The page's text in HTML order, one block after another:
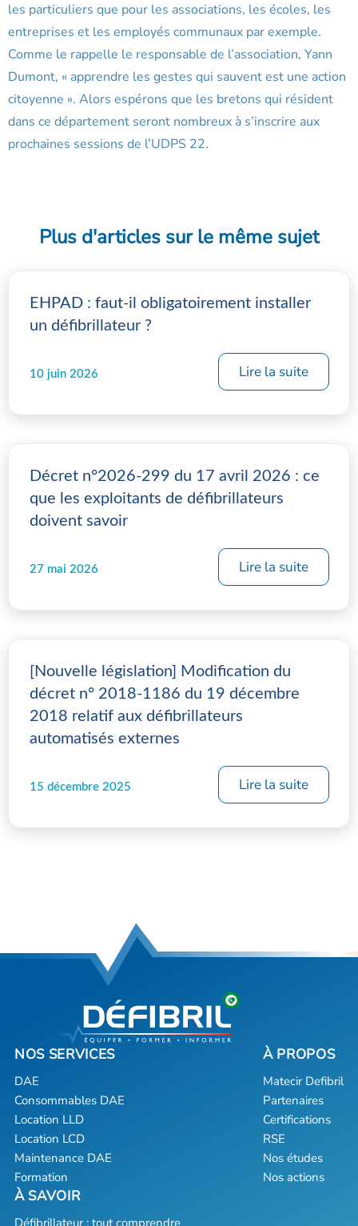
les particuliers que pour les associations, les écoles, les
entreprises et les employés communaux par exemple.
Comme le rappelle le responsable de l’association, Yann
Dumont, « apprendre les gestes qui sauvent est une action
citoyenne ». Alors espérons que les bretons qui résident
dans ce département seront nombreux à s’inscrire aux
prochaines sessions de l’UDPS 22.
Plus d'articles sur le même sujet
EHPAD : faut-il obligatoirement installer
un défibrillateur ?
10 juin 2026 Lire la suite
Décret n°2026-299 du 17 avril 2026 : ce
que les exploitants de défibrillateurs
doivent savoir
27 mai 2026 Lire la suite
[Nouvelle législation] Modification du
décret n° 2018-1186 du 19 décembre
2018 relatif aux défibrillateurs
automatisés externes
15 décembre 2025 Lire la suite
DAE
Consommables DAE
Location LLD
Location LCD
Maintenance DAE
Formation
Matecir Defibril
Partenaires
Certifications
RSE
Nos études
Nos actions